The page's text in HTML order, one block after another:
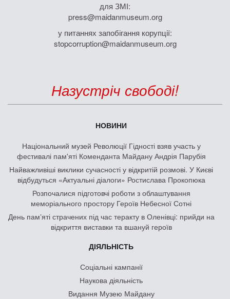
для ЗМІ:
press@maidanmuseum.org
у питаннях запобігання корупції:
stopcorruption@maidanmuseum.org
Назустріч свободі!
НОВИНИ
Національний музей Революції Гідності взяв участь у
фестивалі пам'яті Коменданта Майдану Андрія Парубія
Найважливіші виклики сучасності у відкритій розмові. У Києві
відбудуться «Актуальні діалоги» Ростислава Прокопюка
Розпочалися підготовчі роботи з облаштування
меморіального простору Героїв Небесної Сотні
День памʼяті страчених під час теракту в Оленівці: прийди на
відкриття виставки та вшануй героїв
ДІЯЛЬНІСТЬ
Соціальні кампанії
Наукова діяльність
Видання Музею Майдану